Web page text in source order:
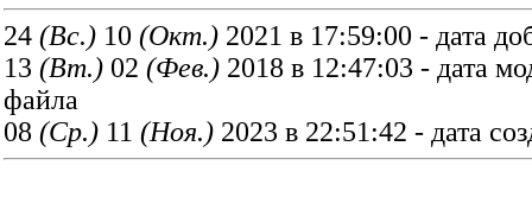
24 (Вс.) 10 (Окт.) 2021 в 17:59:00 - дата
13 (Вт.) 02 (Фев.) 2018 в 12:47:03 - дата
файла
08 (Ср.) 11 (Ноя.) 2023 в 22:51:42 - дата